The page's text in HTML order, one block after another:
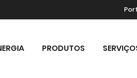
PRODUTOS